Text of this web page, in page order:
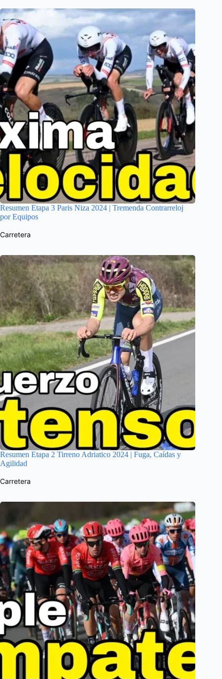
Resumen Etapa 3 Paris Niza 2024 | Tremenda Contrarreloj
por Equipos
Carretera
Resumen Etapa 2 Tirreno Adriatico 2024 | Fuga, Caídas y
Agilidad
Carretera